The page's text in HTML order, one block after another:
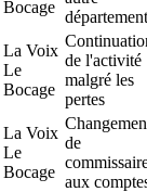
Bocage
département
La Voix
Le
Bocage
de l'activité
malgré les
pertes
La Voix
Le
Bocage
de
aux